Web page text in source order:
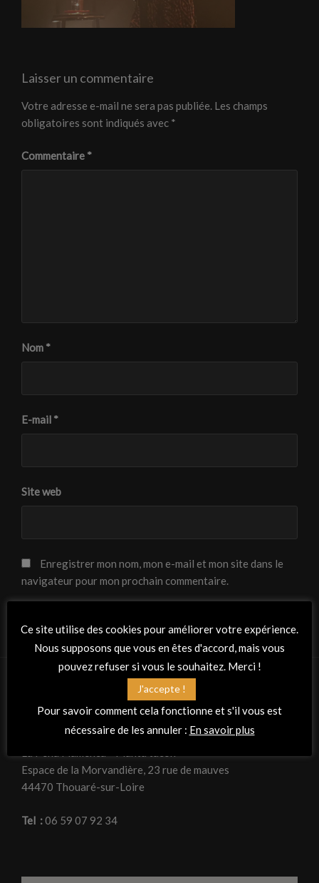
Laisser un commentaire
Votre adresse e-mail ne sera pas publiée. Les champs
obligatoires sont indiqués avec *
Commentaire *
Nom *
E-mail *
Site web
Enregistrer mon nom, mon e-mail et mon site dans le
navigateur pour mon prochain commentaire.
RETROUVEZ-NOUS
Espace de la Morvandière, 23 rue de mauves
44470 Thouaré-sur-Loire
Tel :06 59 07 92 34
Ce site utilise des cookies pour améliorer votre expérience.
Nous supposons que vous en êtes d'accord, mais vous
pouvez refuser si vous le souhaitez. Merci !
J'accepte !
Pour savoir comment cela fonctionne et s'il vous est
nécessaire de les annuler : En savoir plus